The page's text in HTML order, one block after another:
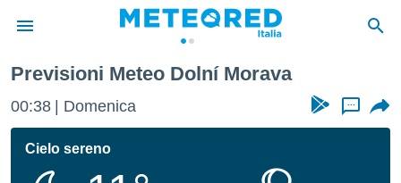
di
Previsioni Meteo Dolní Morava
00:38 Domenica ...
Cielo sereno